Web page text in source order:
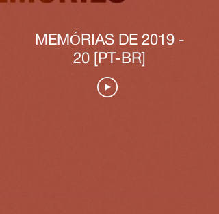
MEMÓRIAS DE 2019 -
20 [PT-BR]